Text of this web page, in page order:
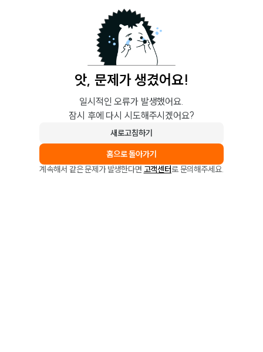
앗, 문제가 생겼어요!
일시적인 오류가 발생했어요.
잠시 후에 다시 시도해주시겠어요?
새로고침하기
홈으로 돌아가기
계속해서 같은 문제가 발생한다면 고객센터로 문의해주세요.